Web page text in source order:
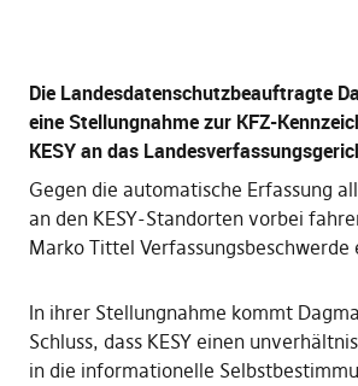
Die Landesdatenschutzbeauftragte
eine Stellungnahme zur KFZ-
KESY an das
Gegen die automatische Erfassung
an den KESY-Standorten vorbei
Marko Tittel Verfassungsbeschwerde
In ihrer Stellungnahme kommt
Schluss, dass KESY einen
in die informationelle